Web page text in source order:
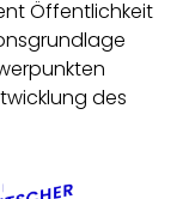
Öffentlichkeit
des